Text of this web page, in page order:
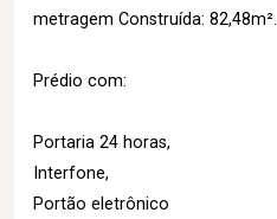
metragem Construída: 82,48m².
Prédio com:
Portaria 24 horas,
Interfone,
Portão eletrônico